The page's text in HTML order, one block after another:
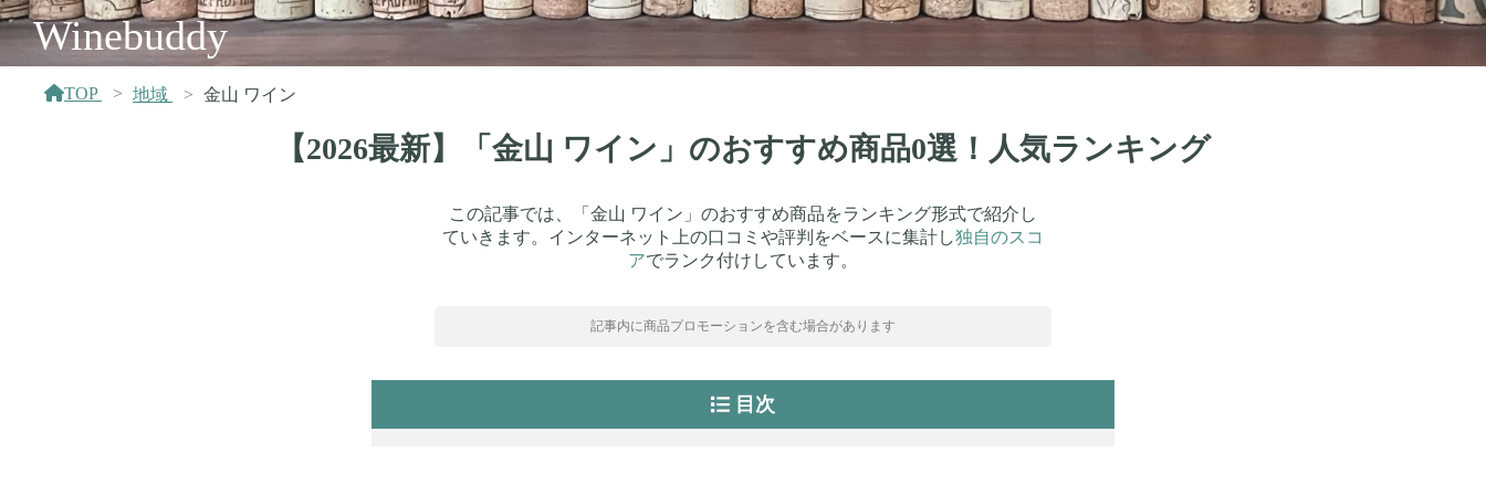
Winebuddy
TOP 地域 金山 ワイン
【2026最新】「金山 ワイン」のおすすめ商品0選！人気ランキング
この記事では、「金山 ワイン」のおすすめ商品をランキング形式で紹介し
ていきます。インターネット上の口コミや評判をベースに集計し独自のスコ
アでランク付けしています。
記事内に商品プロモーションを含む場合があります
目次